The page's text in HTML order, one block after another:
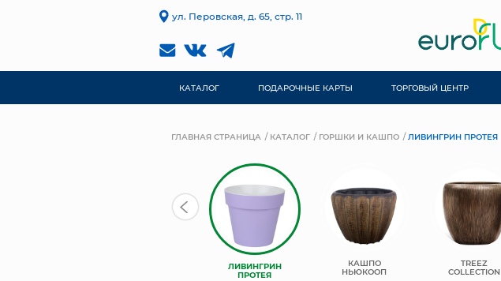
ул. Перовская, д. 65, стр. 11
КАТАЛОГ ПОДАРОЧНЫЕ КАРТЫ ТОРГОВЫЙ ЦЕНТР
ГЛАВНАЯ СТРАНИЦА КАТАЛОГ ГОРШКИ И КАШПО ЛИВИНГРИН ПРОТЕЯ
ЛИВИНГРИН
ПРОТЕЯ
КАШПО
НЬЮКООП
TREEZ
COLLECTION